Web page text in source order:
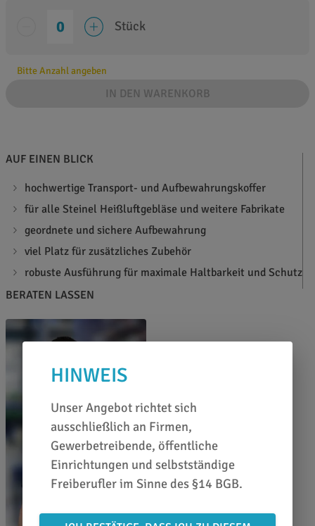
Stück
Bitte Anzahl angeben
IN DEN WARENKORB
AUF EINEN BLICK
hochwertige Transport- und Aufbewahrungskoffer
für alle Steinel Heißluftgebläse und weitere Fabrikate
geordnete und sichere Aufbewahrung
viel Platz für zusätzliches Zubehör
robuste Ausführung für maximale Haltbarkeit und Schutz
BERATEN LASSEN
HINWEIS
Unser Angebot richtet sich
ausschließlich an Firmen,
Gewerbetreibende, öffentliche
Einrichtungen und selbstständige
Freiberufler im Sinne des §14 BGB.